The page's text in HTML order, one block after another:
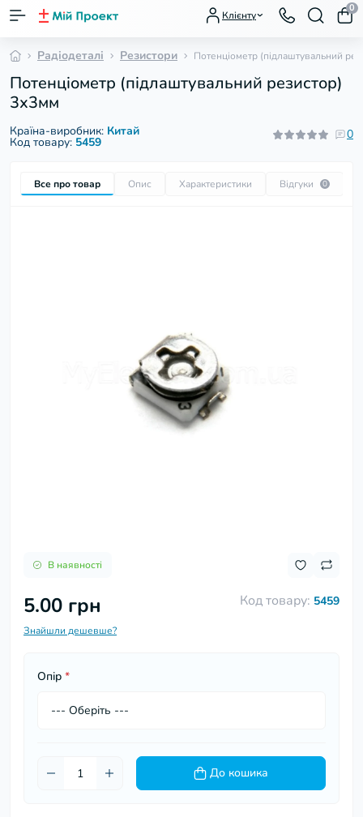
Клієнту
0
Радіодеталі Резистори Потенціометр (підлаштувальний
Потенціометр (підлаштувальний резистор)
3х3мм
Країна-виробник: Китай
Код товару: 5459
0
Все про товар Опис Характеристики Відгуки 0
В наявності
Код товару: 5459
5.00 грн
Знайшли дешевше?
Опір *
До кошика